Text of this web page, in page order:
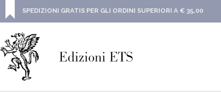
SPEDIZIONI GRATIS PER GLI ORDINI SUPERIORI A € 35,00